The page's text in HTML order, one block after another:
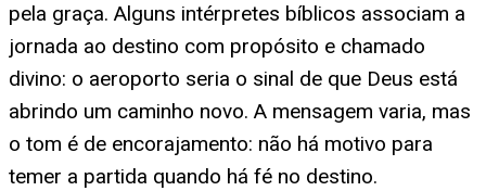
pela graça. Alguns intérpretes bíblicos associam a
jornada ao destino com propósito e chamado
divino: o aeroporto seria o sinal de que Deus está
abrindo um caminho novo. A mensagem varia, mas
o tom é de encorajamento: não há motivo para
temer a partida quando há fé no destino.